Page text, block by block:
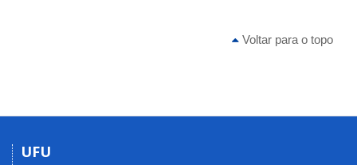
Voltar para o topo
UFU